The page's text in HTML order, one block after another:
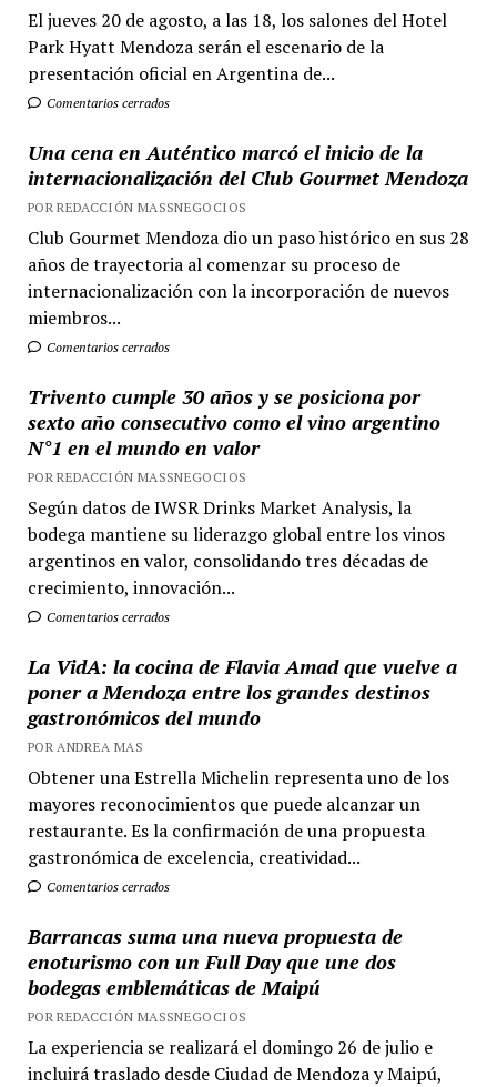
El jueves 20 de agosto, a las 18, los salones del Hotel
Park Hyatt Mendoza serán el escenario de la
presentación oficial en Argentina de...
Comentarios cerrados
Una cena en Auténtico marcó el inicio de la
internacionalización del Club Gourmet Mendoza
POR REDACCIÓN MASSNEGOCIOS
Club Gourmet Mendoza dio un paso histórico en sus 28
años de trayectoria al comenzar su proceso de
internacionalización con la incorporación de nuevos
miembros...
Comentarios cerrados
Trivento cumple 30 años y se posiciona por
sexto año consecutivo como el vino argentino
N°1 en el mundo en valor
POR REDACCIÓN MASSNEGOCIOS
Según datos de IWSR Drinks Market Analysis, la
bodega mantiene su liderazgo global entre los vinos
argentinos en valor, consolidando tres décadas de
crecimiento, innovación...
Comentarios cerrados
La VidA: la cocina de Flavia Amad que vuelve a
poner a Mendoza entre los grandes destinos
gastronómicos del mundo
POR ANDREA MAS
Obtener una Estrella Michelin representa uno de los
mayores reconocimientos que puede alcanzar un
restaurante. Es la confirmación de una propuesta
gastronómica de excelencia, creatividad...
Comentarios cerrados
Barrancas suma una nueva propuesta de
enoturismo con un Full Day que une dos
bodegas emblemáticas de Maipú
POR REDACCIÓN MASSNEGOCIOS
La experiencia se realizará el domingo 26 de julio e
incluirá traslado desde Ciudad de Mendoza y Maipú,